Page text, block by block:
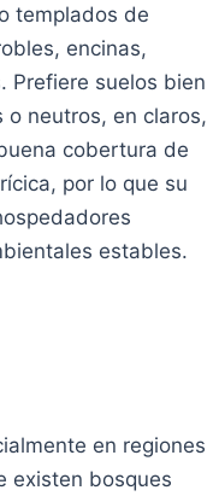
templados de
encinas,
Prefiere suelos bien
o neutros, en claros,
cobertura de
por lo que su
estables.
en regiones
existen bosques